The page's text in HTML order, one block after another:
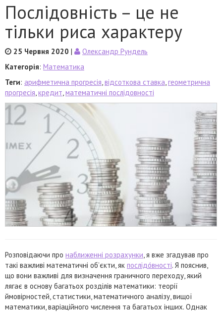
Послідовність – це не
тільки риса характеру
25 Червня 2020 |
Олександр Рундель
Категорія: Математика
Теги: арифметична прогресія,відсоткова ставка,геометрична
прогресія,кредит,математичні послідовності
Розповідаючи про наближенні розрахунки, я вже згадував про
такі важливі математичні об’єкти, як послідо́вності. Я пояснив,
що вони важливі для визначення граничного переходу, який
лягає в основу багатьох розділів математики: теорії
ймовірностей, статистики, математичного аналізу, вищої
математики, варіаційного числення та багатьох інших. Однак